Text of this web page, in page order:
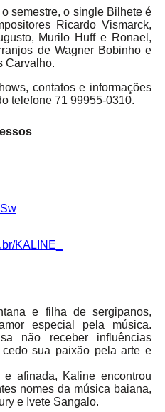
semestre, o single Bilhete é
Ricardo Vismarck,
Murilo Huff e Ronael,
de Wagner Bobinho e
Carvalho.
contatos e informações
telefone 71 99955-0310.
KALINE_
e filha de sergipanos,
especial pela música.
não receber influências
sua paixão pela arte e
afinada, Kaline encontrou
nomes da música baiana,
e Ivete Sangalo.